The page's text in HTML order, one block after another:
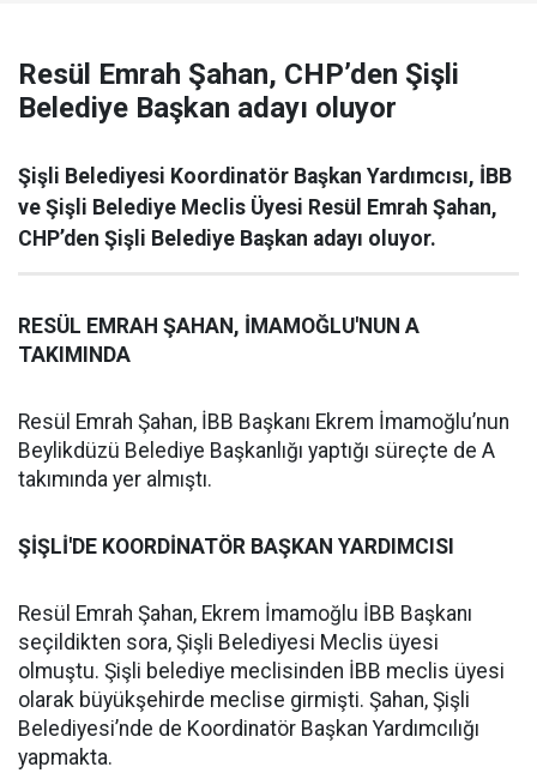
Resül Emrah Şahan, CHP’den Şişli
Belediye Başkan adayı oluyor
Şişli Belediyesi Koordinatör Başkan Yardımcısı, İBB
ve Şişli Belediye Meclis Üyesi Resül Emrah Şahan,
CHP’den Şişli Belediye Başkan adayı oluyor.
RESÜL EMRAH ŞAHAN, İMAMOĞLU'NUN A
TAKIMINDA
Resül Emrah Şahan, İBB Başkanı Ekrem İmamoğlu’nun
Beylikdüzü Belediye Başkanlığı yaptığı süreçte de A
takımında yer almıştı.
ŞİŞLİ'DE KOORDİNATÖR BAŞKAN YARDIMCISI
Resül Emrah Şahan, Ekrem İmamoğlu İBB Başkanı
seçildikten sora, Şişli Belediyesi Meclis üyesi
olmuştu. Şişli belediye meclisinden İBB meclis üyesi
olarak büyükşehirde meclise girmişti. Şahan, Şişli
Belediyesi’nde de Koordinatör Başkan Yardımcılığı
yapmakta.